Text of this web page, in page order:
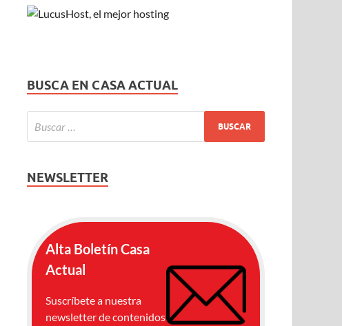
BUSCA EN CASA ACTUAL
NEWSLETTER
Alta Boletín Casa
Actual
Suscríbete a nuestra
newsletter de contenidos